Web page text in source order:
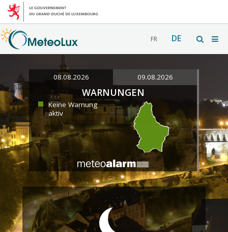
FR DE
08.08.2026 09.08.2026
WARNUNGEN
Keine Warnung
aktiv